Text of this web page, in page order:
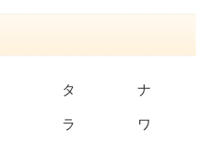
タ ナ
ラ ワ